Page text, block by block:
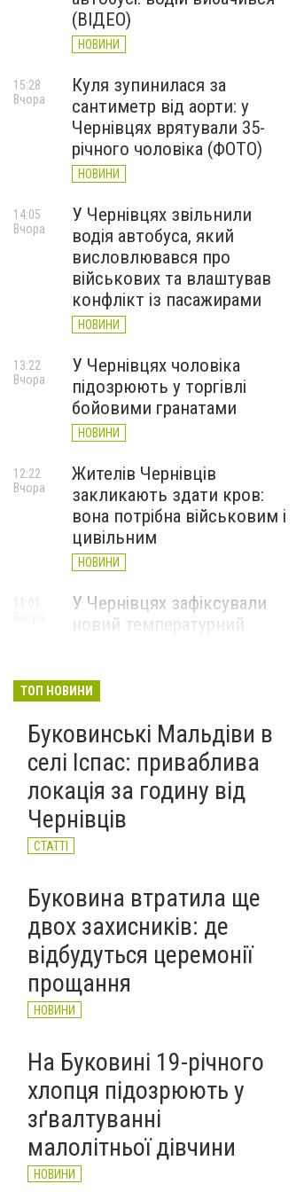
(ВІДЕО)
НОВИНИ
Куля зупинилася за
сантиметр від аорти: у
Чернівцях врятували 35-
річного чоловіка (ФОТО)
НОВИНИ
15:28
Вчора
У Чернівцях звільнили
водія автобуса, який
висловлювався про
військових та влаштував
конфлікт із пасажирами
НОВИНИ
14:05
Вчора
У Чернівцях чоловіка
підозрюють у торгівлі
бойовими гранатами
НОВИНИ
13:22
Вчора
Жителів Чернівців
закликають здати кров:
вона потрібна військовим і
цивільним
НОВИНИ
12:22
Вчора
У Чернівцях зафіксували
новий температурний
11:01
області обмежили рух
великовагового транспорту
НОВИНИ
Вчора
ТОП НОВИНИ
Буковинські Мальдіви в
селі Іспас: приваблива
локація за годину від
Чернівців
СТАТТІ
Буковина втратила ще
двох захисників: де
відбудуться церемонії
прощання
НОВИНИ
На Буковині 19-річного
хлопця підозрюють у
зґвалтуванні
малолітньої дівчини
НОВИНИ